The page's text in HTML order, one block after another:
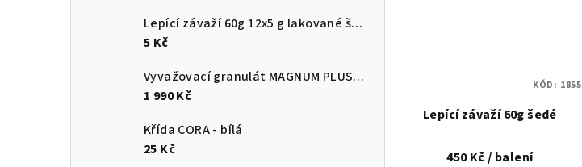
Lepící závaží 60g 12x5 g lakované šedé
5 Kč
Vyvažovací granulát MAGNUM PLUS 8kg
1 990 Kč
Křída CORA - bílá
25 Kč
Lepící závaží 60g šedé
450 Kč/ balení
KÓD: 1855